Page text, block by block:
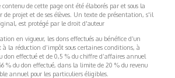
de cette page ont été élaborés par et sous la
de projet et de ses élèves. Un texte de présentation, s'il
est protégé par le droit d'auteur
en vigueur, les dons effectués au bénéfice d’un
la réduction d’impôt sous certaines conditions, à
don effectué et de 0,5 % du chiffre d’affaires annuel
% du don effectué, dans la limite de 20 % du revenu
annuel pour les particuliers éligibles.